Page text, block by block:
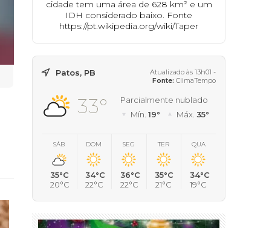
cidade tem uma área de 628 km² e um
IDH considerado baixo. Fonte
https://pt.wikipedia.org/wiki/Taper
Patos, PB
Atualizado às 13h01 -
Fonte: ClimaTempo
33°
Parcialmente nublado
Mín. 19° Máx. 35°
SÁB
35°C
20°C
DOM
34°C
22°C
SEG
36°C
22°C
TER
35°C
21°C
QUA
34°C
19°C